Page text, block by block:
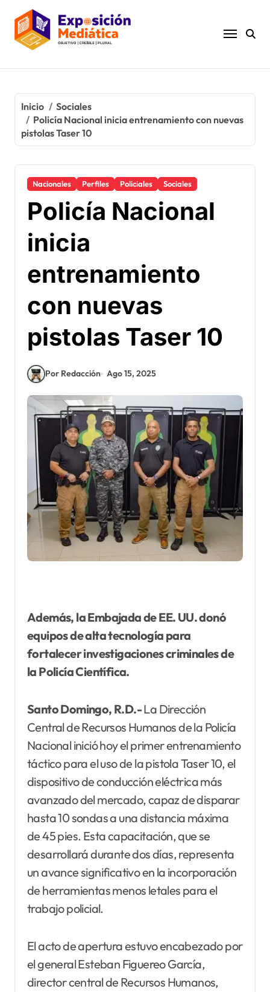
contenido
Inicio
Sociales
Policía Nacional inicia entrenamiento con nuevas
pistolas Taser 10
Nacionales Perfiles Policiales Sociales
Policía Nacional
inicia
entrenamiento
con nuevas
pistolas Taser 10
Por Redacción Ago 15, 2025
Además, la Embajada de EE. UU. donó
equipos de alta tecnología para
fortalecer investigaciones criminales de
la Policía Científica.
Santo Domingo, R.D.-La Dirección
Central de Recursos Humanos de la Policía
Nacional inició hoy el primer entrenamiento
táctico para el uso de la pistola Taser 10, el
dispositivo de conducción eléctrica más
avanzado del mercado, capaz de disparar
hasta 10 sondas a una distancia máxima
de 45 pies. Esta capacitación, que se
desarrollará durante dos días, representa
un avance significativo en la incorporación
de herramientas menos letales para el
trabajo policial.
El acto de apertura estuvo encabezado por
el general Esteban Figuereo García,
director central de Recursos Humanos,